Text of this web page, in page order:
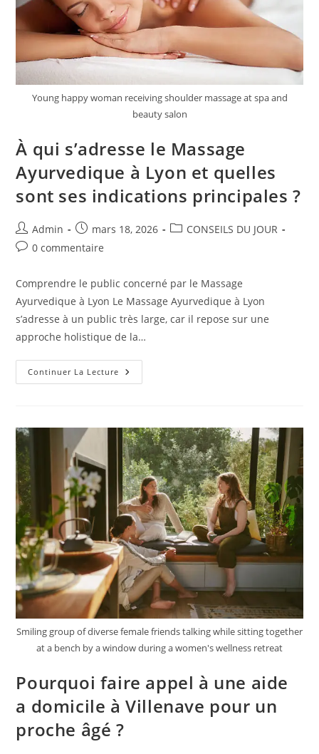
?
Young happy woman receiving shoulder massage at spa and
beauty salon
À qui s’adresse le Massage
Ayurvedique à Lyon et quelles
sont ses indications principales ?
Auteur/autrice
de
Admin
Publication
publiée :
mars 18, 2026
PostCONSEILS DU JOUR
Commentaires
publication :
0 commentaire
Comprendre le public concerné par le Massage
Ayurvedique à Lyon Le Massage Ayurvedique à Lyon
s’adresse à un public très large, car il repose sur une
approche holistique de la…
Continuer La Lecture À
Qui
À
Lyon
Et
Quelles
Sont
Ses
Indications
Principales
?
Smiling group of diverse female friends talking while sitting together
at a bench by a window during a women's wellness retreat
Pourquoi faire appel à une aide
a domicile à Villenave pour un
proche âgé ?